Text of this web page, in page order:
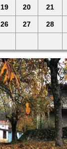
19 20 21
26 27 28